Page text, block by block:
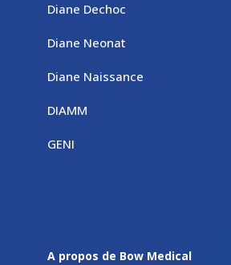
Diane Dechoc
Diane Neonat
Diane Naissance
DIAMM
GENI
A propos de Bow Medical